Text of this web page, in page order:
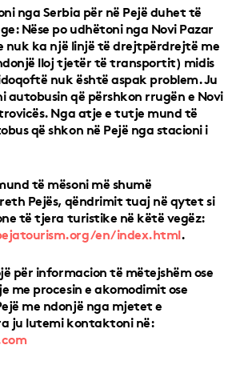
nga Serbia për në Pejë duhet të
Nëse po udhëtoni nga Novi Pazar
nuk ka një linjë të drejtpërdrejtë me
lloj tjetër të transportit) midis
nuk është aspak problem. Ju
autobusin që përshkon rrugën e Novi
Nga atje e tutje mund të
që shkon në Pejë nga stacioni i
të mësoni më shumë
Pejës, qëndrimit tuaj në qytet si
të tjera turistike në këtë vegëz:
en/index.html.
për informacion të mëtejshëm ose
me procesin e akomodimit ose
me ndonjë nga mjetet e
ju lutemi kontaktoni në: